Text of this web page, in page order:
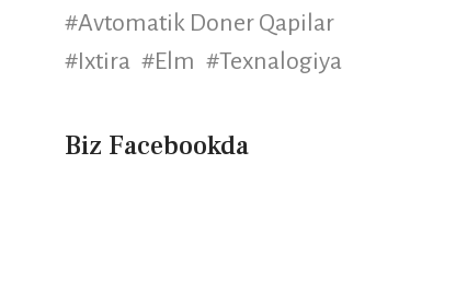
#avtomatik Doner Qapilar
#ixtira #elm #texnalogiya
Biz Facebookda